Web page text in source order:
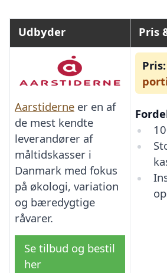
Udbyder Pris
Aarstiderne er en af
de mest kendte
leverandører af
måltidskasser i
Danmark med fokus
på økologi, variation
og bæredygtige
råvarer.
Se tilbud og bestil
her
Pris: